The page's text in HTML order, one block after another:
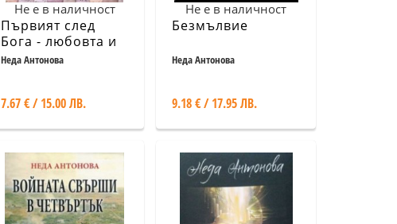
Не е в наличност
Първият след
Бога - любовта и
смъртта на Васил
Неда Антонова
7.67 € / 15.00 ЛВ.
Не е в наличност
Безмълвие
Неда Антонова
9.18 € / 17.95 ЛВ.